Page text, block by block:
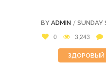
BY ADMIN / SUNDAY
0 3,243
ЗДОРОВЫЙ